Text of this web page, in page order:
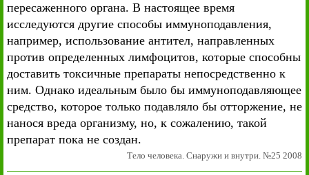
пересаженного органа. В настоящее время
исследуются другие способы иммуноподавления,
например, использование антител, направленных
против определенных лимфоцитов, которые способны
доставить токсичные препараты непосредственно к
ним. Однако идеальным было бы иммуноподавляющее
средство, которое только подавляло бы отторжение, не
нанося вреда организму, но, к сожалению, такой
препарат пока не создан.
Тело человека. Снаружи и внутри. №25 2008